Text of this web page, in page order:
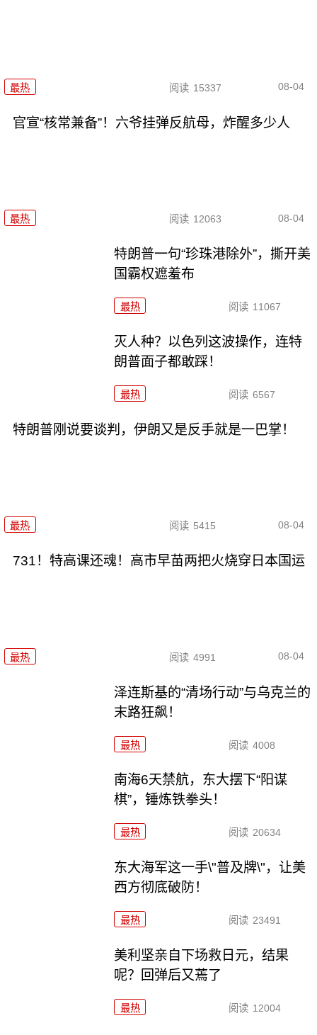
最热 阅读 15337 08-04
官宣“核常兼备”！六爷挂弹反航母，炸醒多少人
最热 阅读 12063 08-04
特朗普一句“珍珠港除外”，撕开美
国霸权遮羞布
最热 阅读 11067
灭人种？以色列这波操作，连特
朗普面子都敢踩！
最热 阅读 6567
特朗普刚说要谈判，伊朗又是反手就是一巴掌！
最热 阅读 5415 08-04
731！特高课还魂！高市早苗两把火烧穿日本国运
最热 阅读 4991 08-04
泽连斯基的“清场行动”与乌克兰的
末路狂飙！
最热 阅读 4008
南海6天禁航，东大摆下“阳谋
棋”，锤炼铁拳头！
最热 阅读 20634
东大海军这一手\"普及牌\"，让美
西方彻底破防！
最热 阅读 23491
美利坚亲自下场救日元，结果
呢？回弹后又蔫了
最热 阅读 12004